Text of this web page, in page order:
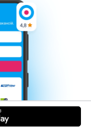
Кар’єра
Умови використання